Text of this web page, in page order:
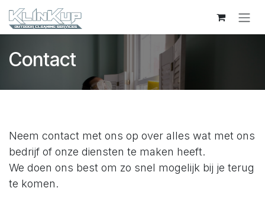
Overslaan naar inhoud
Contact
Neem contact met ons op over alles wat met ons
bedrijf of onze diensten te maken heeft.
We doen ons best om zo snel mogelijk bij je terug
te komen.